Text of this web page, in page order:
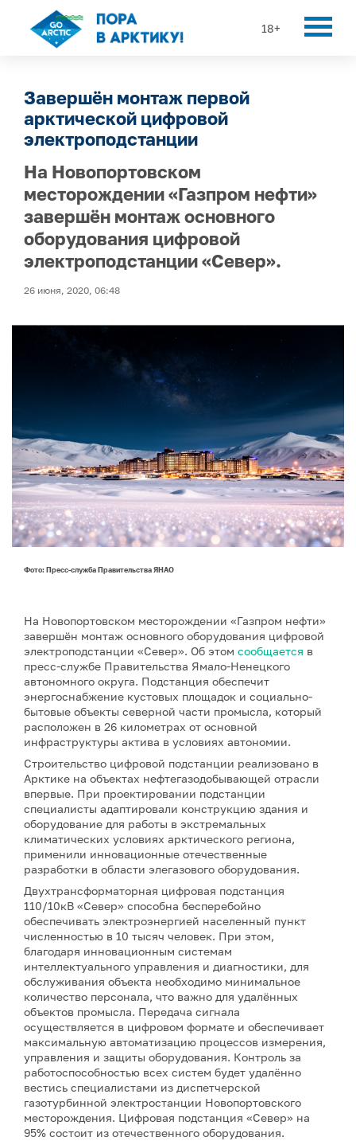
18+
Завершён монтаж первой
арктической цифровой
электроподстанции
На Новопортовском
месторождении «Газпром нефти»
завершён монтаж основного
оборудования цифровой
электроподстанции «Север».
26 июня, 2020, 06:48
Фото: Пресс-служба Правительства ЯНАО
На Новопортовском месторождении «Газпром нефти»
завершён монтаж основного оборудования цифровой
электроподстанции «Север». Об этом сообщается в
пресс-службе Правительства Ямало-Ненецкого
автономного округа. Подстанция обеспечит
энергоснабжение кустовых площадок и социально-
бытовые объекты северной части промысла, который
расположен в 26 километрах от основной
инфраструктуры актива в условиях автономии.
Строительство цифровой подстанции реализовано в
Арктике на объектах нефтегазодобывающей отрасли
впервые. При проектировании подстанции
специалисты адаптировали конструкцию здания и
оборудование для работы в экстремальных
климатических условиях арктического региона,
применили инновационные отечественные
разработки в области элегазового оборудования.
Двухтрансформаторная цифровая подстанция
110/10кВ «Север» способна бесперебойно
обеспечивать электроэнергией населенный пункт
численностью в 10 тысяч человек. При этом,
благодаря инновационным системам
интеллектуального управления и диагностики, для
обслуживания объекта необходимо минимальное
количество персонала, что важно для удалённых
объектов промысла. Передача сигнала
осуществляется в цифровом формате и обеспечивает
максимальную автоматизацию процессов измерения,
управления и защиты оборудования. Контроль за
работоспособностью всех систем будет удалённо
вестись специалистами из диспетчерской
газотурбинной электростанции Новопортовского
месторождения. Цифровая подстанция «Север» на
95% состоит из отечественного оборудования.